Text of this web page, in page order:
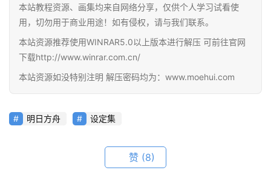
在
线
会
员
资
源
本站教程资源、画集均来自网络分享，仅供个人学习试看使
用，切勿用于商业用途！如有侵权，请与我们联系。
本站资源推荐使用WINRAR5.0以上版本进行解压 可前往官网
下载http://www.winrar.com.cn/
本站资源如没特别注明 解压密码均为：www.moehui.com
明日方舟 设定集
赞 (8)